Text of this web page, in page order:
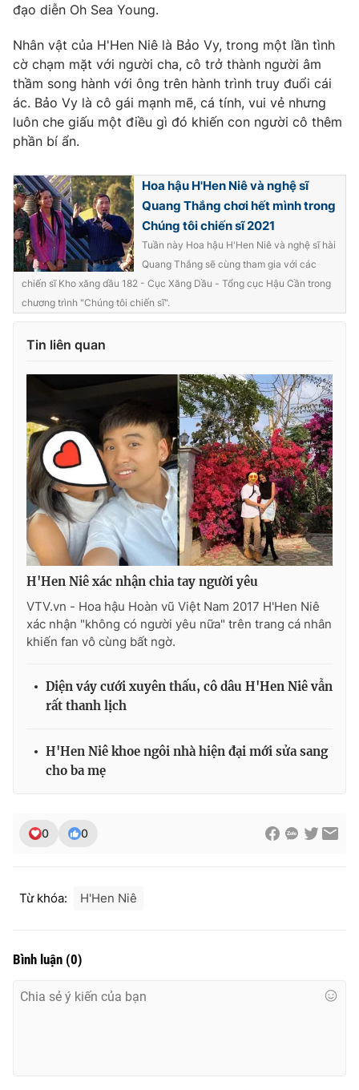
đạo diễn Oh Sea Young.
Nhân vật của H'Hen Niê là Bảo Vy, trong một lần tình
cờ chạm mặt với người cha, cô trở thành người âm
thầm song hành với ông trên hành trình truy đuổi cái
ác. Bảo Vy là cô gái mạnh mẽ, cá tính, vui vẻ nhưng
luôn che giấu một điều gì đó khiến con người cô thêm
phần bí ẩn.
Hoa hậu H'Hen Niê và nghệ sĩ
Quang Thắng chơi hết mình trong
Chúng tôi chiến sĩ 2021
Tuần này Hoa hậu H'Hen Niê và nghệ sĩ hài
Quang Thắng sẽ cùng tham gia với các
chiến sĩ Kho xăng dầu 182 - Cục Xăng Dầu - Tổng cục Hậu Cần trong
chương trình "Chúng tôi chiến sĩ".
Tin liên quan
H'Hen Niê xác nhận chia tay người yêu
VTV.vn - Hoa hậu Hoàn vũ Việt Nam 2017 H'Hen Niê
xác nhận "không có người yêu nữa" trên trang cá nhân
khiến fan vô cùng bất ngờ.
Diện váy cưới xuyên thấu, cô dâu H'Hen Niê vẫn
rất thanh lịch
H'Hen Niê khoe ngôi nhà hiện đại mới sửa sang
cho ba mẹ
0 0
Từ khóa: H'Hen Niê
Bình luận (0)